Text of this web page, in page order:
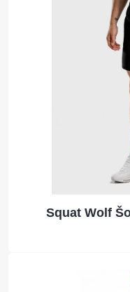
Squat Wolf